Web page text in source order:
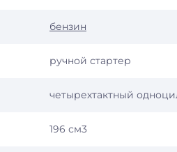
бензин
ручной стартер
четырехтактный
196 см3